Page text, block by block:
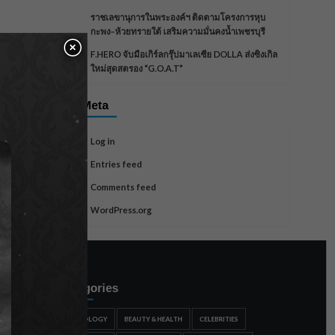
ราชเลขานุการในพระองค์ฯ ติดตามโครงการหุบ
กะพง–ห้วยทรายใต้ เสริมความมั่นคงน้ำเพชรบุรี
F.HERO จับมือเกิร์ลกรุ๊ปมาเลเซีย DOLLA ส่งซิงเกิล
ใหม่สุดสตรอง “G.O.A.T”
Meta
Log in
Entries feed
Comments feed
WordPress.org
ำเหนือ ย้ำ
Categories
ASTROLOGY BEAUTY & HEALTH CELEBRITIES
×